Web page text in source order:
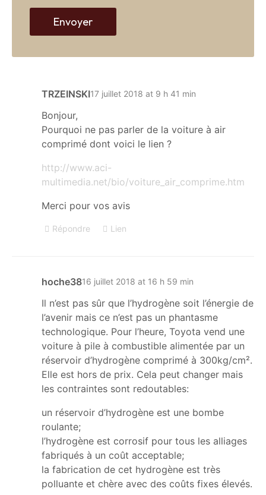
TRZEINSKI17 juillet 2018 at 9 h 41 min
Bonjour,
Pourquoi ne pas parler de la voiture à air
comprimé dont voici le lien ?
http://www.aci-
multimedia.net/bio/voiture_air_comprime.htm
Merci pour vos avis
Répondre Lien
hoche3816 juillet 2018 at 16 h 59 min
Il n’est pas sûr que l’hydrogène soit l’énergie de
l’avenir mais ce n’est pas un phantasme
technologique. Pour l’heure, Toyota vend une
voiture à pile à combustible alimentée par un
réservoir d’hydrogène comprimé à 300kg/cm².
Elle est hors de prix. Cela peut changer mais
les contraintes sont redoutables:
un réservoir d’hydrogène est une bombe
roulante;
l’hydrogène est corrosif pour tous les alliages
fabriqués à un coût acceptable;
la fabrication de cet hydrogène est très
polluante et chère avec des coûts fixes élevés.
b
Envoyer